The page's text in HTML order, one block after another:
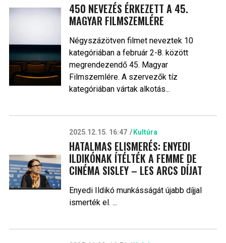
450 NEVEZÉS ÉRKEZETT A 45.
MAGYAR FILMSZEMLÉRE
Négyszázötven filmet neveztek 10
kategóriában a február 2-8. között
megrendezendő 45. Magyar
Filmszemlére. A szervezők tíz
kategóriában vártak alkotás...
2025.12.15. 16:47 Kultúra
HATALMAS ELISMERÉS: ENYEDI
ILDIKÓNAK ÍTÉLTÉK A FEMME DE
CINÉMA SISLEY – LES ARCS DÍJAT
Enyedi Ildikó munkásságát újabb díjjal
ismerték el. ...